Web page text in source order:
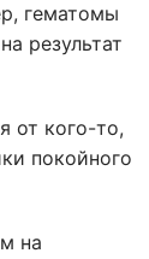
гематомы
результат
от кого-то,
покойного
на